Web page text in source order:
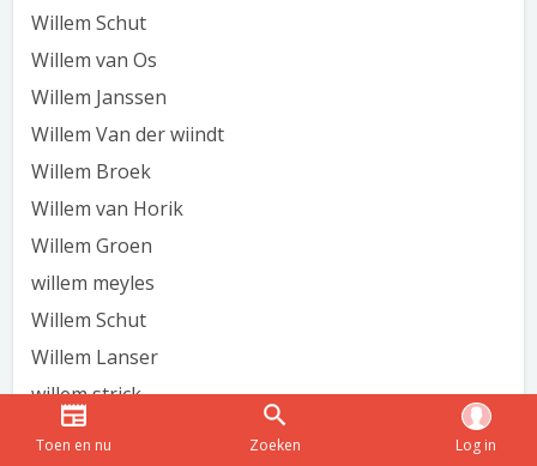
Willem Schut
Willem van Os
Willem Janssen
Willem Van der wiindt
Willem Broek
Willem van Horik
Willem Groen
willem meyles
Willem Schut
Willem Lanser
willem strick
Willem Jansen
Toen en nu Zoeken Log in